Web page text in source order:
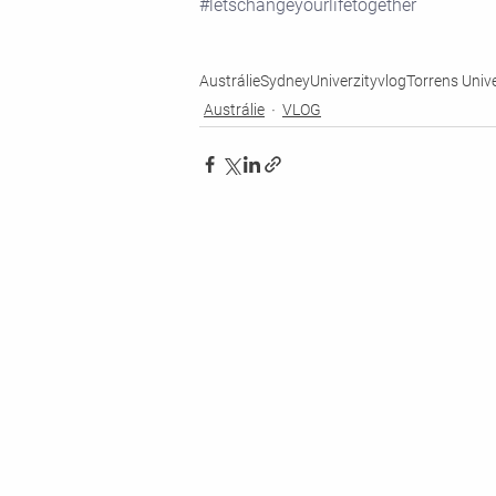
#letschangeyourlifetogether
AustrálieSydneyUniverzityvlogTorrens
Austrálie
VLOG